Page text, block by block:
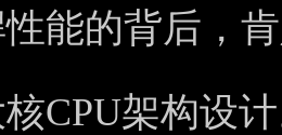
能的背后，
CPU架构设